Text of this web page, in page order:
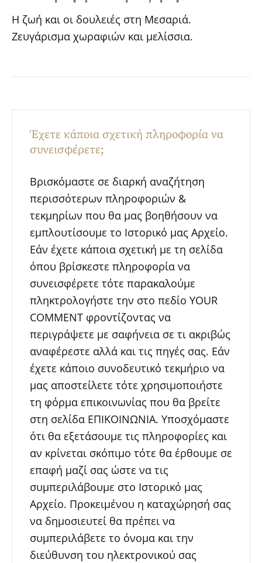
Η ζωή και οι δουλειές στη Μεσαριά.
Ζευγάρισμα χωραφιών και μελίσσια.
Έχετε κάποια σχετική πληροφορία να
συνεισφέρετε;
Βρισκόμαστε σε διαρκή αναζήτηση
περισσότερων πληροφοριών &
τεκμηρίων που θα μας βοηθήσουν να
εμπλουτίσουμε το Ιστορικό μας Αρχείο.
Εάν έχετε κάποια σχετική με τη σελίδα
όπου βρίσκεστε πληροφορία να
συνεισφέρετε τότε παρακαλούμε
πληκτρολογήστε την στο πεδίο YOUR
COMMENT φροντίζοντας να
περιγράψετε με σαφήνεια σε τι ακριβώς
αναφέρεστε αλλά και τις πηγές σας. Εάν
έχετε κάποιο συνοδευτικό τεκμήριο να
μας αποστείλετε τότε χρησιμοποιήστε
τη φόρμα επικοινωνίας που θα βρείτε
στη σελίδα ΕΠΙΚΟΙΝΩΝΙΑ. Υποσχόμαστε
ότι θα εξετάσουμε τις πληροφορίες και
αν κρίνεται σκόπιμο τότε θα έρθουμε σε
επαφή μαζί σας ώστε να τις
συμπεριλάβουμε στο Ιστορικό μας
Αρχείο. Προκειμένου η καταχώρησή σας
να δημοσιευτεί θα πρέπει να
συμπεριλάβετε το όνομα και την
διεύθυνση του ηλεκτρονικού σας